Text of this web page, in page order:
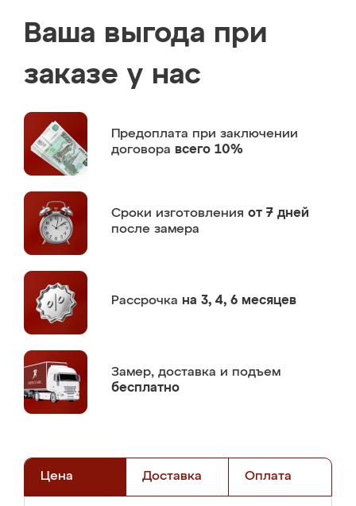
Ваша выгода при
заказе у нас
Предоплата при заключении
договора всего 10%
Сроки изготовления от 7 дней
после замера
Рассрочка на 3, 4, 6 месяцев
Замер, доставка и подъем
бесплатно
Цена Доставка Оплата